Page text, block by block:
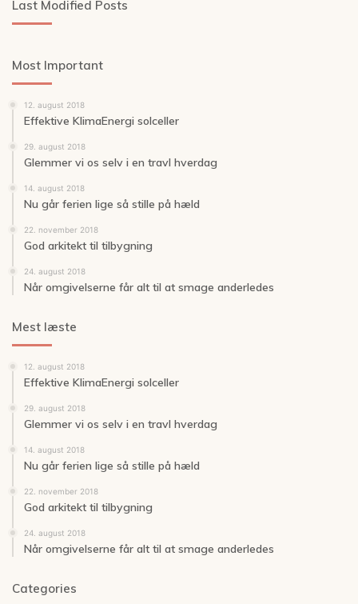
Last Modified Posts
Most Important
12. august 2018
Effektive KlimaEnergi solceller
29. august 2018
Glemmer vi os selv i en travl hverdag
14. august 2018
Nu går ferien lige så stille på hæld
22. november 2018
God arkitekt til tilbygning
24. august 2018
Når omgivelserne får alt til at smage anderledes
Mest læste
12. august 2018
Effektive KlimaEnergi solceller
29. august 2018
Glemmer vi os selv i en travl hverdag
14. august 2018
Nu går ferien lige så stille på hæld
22. november 2018
God arkitekt til tilbygning
24. august 2018
Når omgivelserne får alt til at smage anderledes
Categories